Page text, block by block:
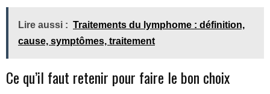
Lire aussi : Traitements du lymphome : définition,
cause, symptômes, traitement
Ce qu’il faut retenir pour faire le bon choix